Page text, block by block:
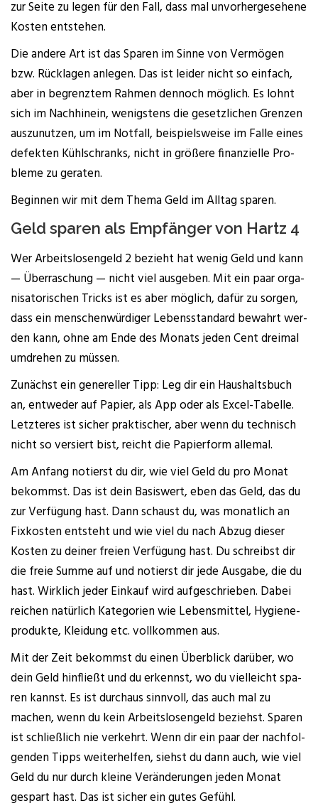
zur Sei­te zu legen für den Fall, dass mal unvor­her­ge­se­he­ne
Kos­ten entstehen.
Die ande­re Art ist das Spa­ren im Sin­ne von Ver­mö­gen
bzw. Rück­la­gen anle­gen. Das ist lei­der nicht so ein­fach,
aber in begrenz­tem Rah­men den­noch mög­lich. Es lohnt
sich im Nach­hin­ein, wenigs­tens die gesetz­li­chen Gren­zen
aus­zu­nut­zen, um im Not­fall, bei­spiels­wei­se im Fal­le eines
defek­ten Kühl­schranks, nicht in grö­ße­re finan­zi­el­le Pro­
ble­me zu geraten.
Begin­nen wir mit dem The­ma Geld im All­tag sparen.
Geld spa­ren als Emp­fän­ger von Hartz 4
Wer Arbeits­lo­sen­geld 2 bezieht hat wenig Geld und kann
— Über­ra­schung — nicht viel aus­ge­ben. Mit ein paar orga­
ni­sa­to­ri­schen Tricks ist es aber mög­lich, dafür zu sor­gen,
dass ein men­schen­wür­di­ger Lebens­stan­dard bewahrt wer­
den kann, ohne am Ende des Monats jeden Cent drei­mal
umdre­hen zu müssen.
Zunächst ein gene­rel­ler Tipp: Leg dir ein Haus­halts­buch
an, ent­we­der auf Papier, als App oder als Excel-Tabel­le.
Letz­te­res ist sicher prak­ti­scher, aber wenn du tech­nisch
nicht so ver­siert bist, reicht die Papier­form allemal.
Am Anfang notierst du dir, wie viel Geld du pro Monat
bekommst. Das ist dein Basis­wert, eben das Geld, das du
zur Ver­fü­gung hast. Dann schaust du, was monat­lich an
Fix­kos­ten ent­steht und wie viel du nach Abzug die­ser
Kos­ten zu dei­ner frei­en Ver­fü­gung hast. Du schreibst dir
die freie Sum­me auf und notierst dir jede Aus­ga­be, die du
hast. Wirk­lich jeder Ein­kauf wird auf­ge­schrie­ben. Dabei
rei­chen natür­lich Kate­go­rien wie Lebens­mit­tel, Hygie­ne­
pro­duk­te, Klei­dung etc. voll­kom­men aus.
Mit der Zeit bekommst du einen Über­blick dar­über, wo
dein Geld hin­fließt und du erkennst, wo du viel­leicht spa­
ren kannst. Es ist durch­aus sinn­voll, das auch mal zu
machen, wenn du kein Arbeits­lo­sen­geld beziehst. Spa­ren
ist schließ­lich nie ver­kehrt. Wenn dir ein paar der nach­fol­
gen­den Tipps wei­ter­hel­fen, siehst du dann auch, wie viel
Geld du nur durch klei­ne Ver­än­de­run­gen jeden Monat
gespart hast. Das ist sicher ein gutes Gefühl.